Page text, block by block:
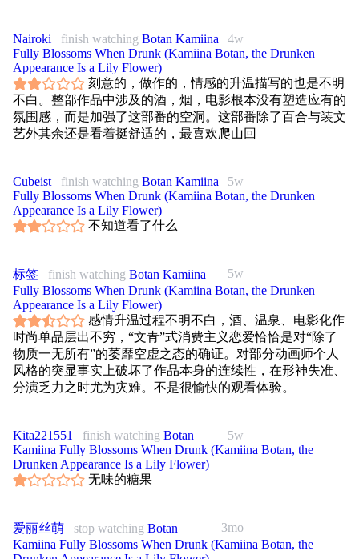
影。
最后的小结尾有一个视频通话，出现了一款名为“百年孤
独”的酒。里面还涉及了音乐和文学（提到了诺贝尔奖），
甚至还调侃了村上春树。
4w
Nairoki finish watching Botan Kamiina
Fully Blossoms When Drunk (Kamiina Botan, the Drunken
Appearance Is a Lily Flower)
刻意的，做作的，情感的升温描写的也是不明
不白。整部作品中涉及的酒，烟，电影根本没有塑造应有的
氛围感，而是加强了这部番的空洞。这部番除了百合与装文
艺外其余还是看着挺舒适的，最喜欢爬山回
5w
Cubeist finish watching Botan Kamiina
Fully Blossoms When Drunk (Kamiina Botan, the Drunken
Appearance Is a Lily Flower)
不知道看了什么
5w
标签 finish watching Botan Kamiina
Fully Blossoms When Drunk (Kamiina Botan, the Drunken
Appearance Is a Lily Flower)
感情升温过程不明不白，酒、温泉、电影化作
时尚单品层出不穷，“文青”式消费主义恋爱恰恰是对“除了
物质一无所有”的萎靡空虚之态的确证。对部分动画师个人
风格的突显事实上破坏了作品本身的连续性，在形神失准、
分演乏力之时尤为灾难。不是很愉快的观看体验。
5w
Kita221551 finish watching Botan
Kamiina Fully Blossoms When Drunk (Kamiina Botan, the
Drunken Appearance Is a Lily Flower)
无味的糖果
3mo
爱丽丝萌 stop watching Botan
Kamiina Fully Blossoms When Drunk (Kamiina Botan, the